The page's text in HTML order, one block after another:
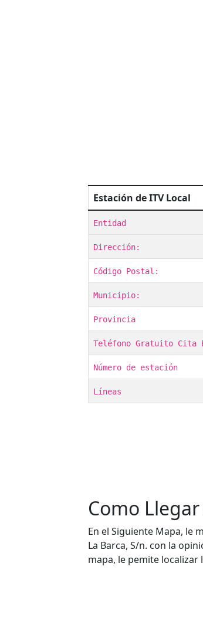
Estación de ITV Local
Entidad
Dirección:
Código Postal:
Municipio:
Provincia
Teléfono Gratuito Cita
Número de estación
Líneas
Como
En el Siguiente Mapa, le
La Barca, S/n. con la
mapa, le pemite localizar